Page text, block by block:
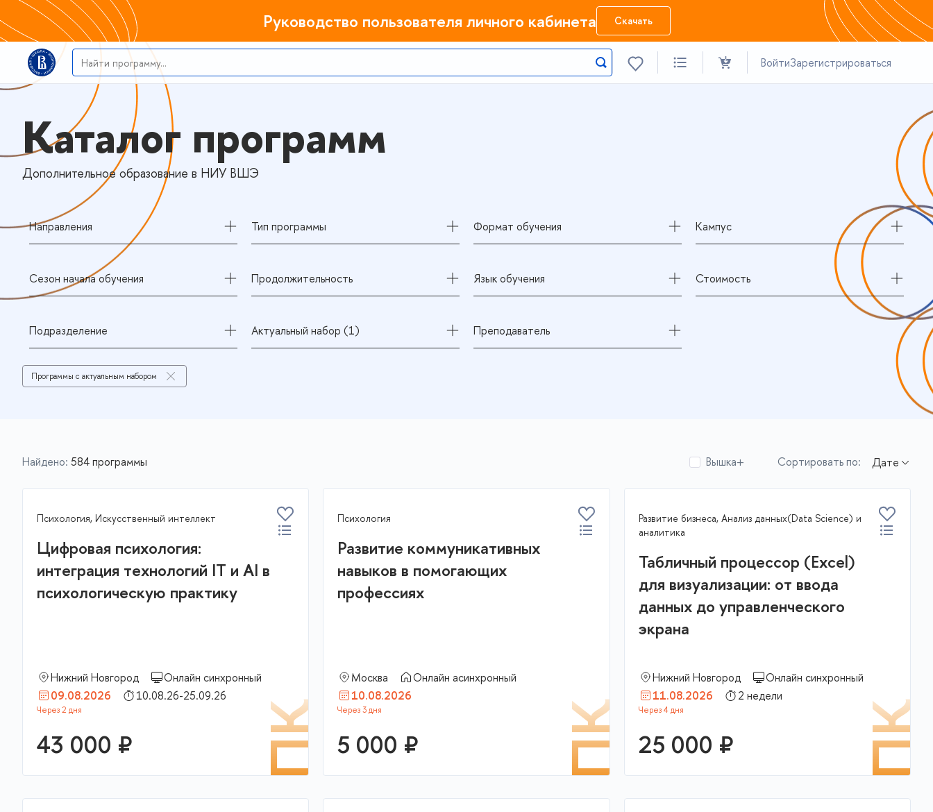
Руководство пользователя личного кабинета Скачать
ВойтиЗарегистрироваться
Каталог программ
Дополнительное образование в НИУ ВШЭ
Направления Тип программы Формат обучения Кампус
Сезон начала обучения Продолжительность Язык обучения Стоимость
Подразделение Актуальный набор (1) Преподаватель
Программы с актуальным набором
Найдено: 584 программы Вышка+ Сортировать по:
Психология, Искусственный интеллект
Цифровая психология:
интеграция технологий IT и AI в
психологическую практику
ПК
Нижний Новгород
Онлайн синхронный
09.08.2026
10.08.26-25.09.26
43 000 ₽ В корзину
Психология
Развитие коммуникативных
навыков в помогающих
профессиях
ПК
Москва
Онлайн асинхронный
10.08.2026
5 000 ₽ В корзину
Развитие бизнеса, Анализ данных(Data Science) и
аналитика
Табличный процессор (Excel)
для визуализации: от ввода
данных до управленческого
экрана
ПК
Нижний Новгород
Онлайн синхронный
11.08.2026
2 недели
25 000 ₽